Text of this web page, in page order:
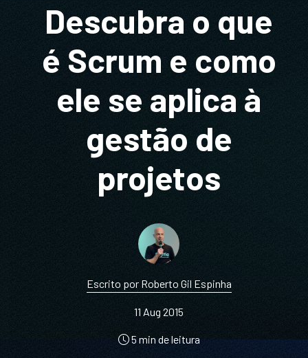
Descubra o que
é Scrum e como
ele se aplica à
gestão de
projetos
Escrito por Roberto Gil Espinha
11 Aug 2015
5 min de leitura